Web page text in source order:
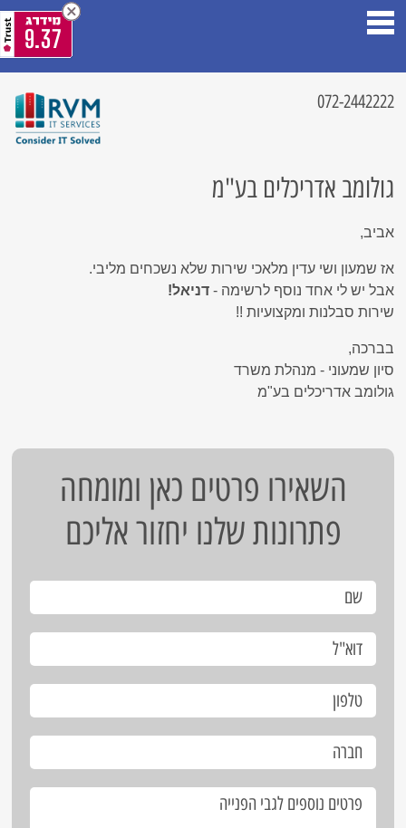
072-2442222
גולומב אדריכלים בע"מ
אביב,
אז שמעון ושי עדין מלאכי שירות שלא נשכחים מליבי.
אבל יש לי אחד נוסף לרשימה -דניאל!
שירות סבלנות ומקצועיות !!
בברכה,
סיון שמעוני - מנהלת משרד
גולומב אדריכלים בע"מ
השאירו פרטים כאן ומומחה
פתרונות שלנו יחזור אליכם
9.37